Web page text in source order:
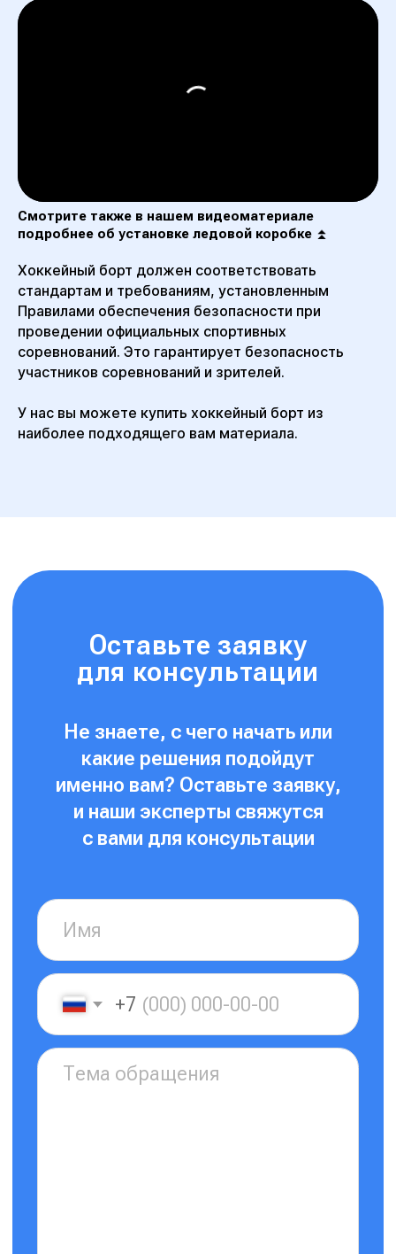
Смотрите также в нашем видеоматериале
подробнее об установке ледовой коробке ⏫
Хоккейный борт должен соответствовать
стандартам и требованиям, установленным
Правилами обеспечения безопасности при
проведении официальных спортивных
соревнований. Это гарантирует безопасность
участников соревнований и зрителей.
У нас вы можете купить хоккейный борт из
наиболее подходящего вам материала.
для консультации
какие решения подойдут
именно вам? Оставьте заявку,
и наши эксперты свяжутся
с вами для консультации
Нажимая на кнопку, я соглашаюсь наобработку
Платформой